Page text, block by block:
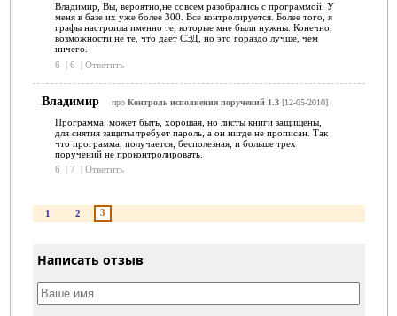
Владимир, Вы, вероятно,не совсем разобрались с программой. У
меня в базе их уже более 300. Все контролируется. Более того, я
графы настроила именно те, которые мне были нужны. Конечно,
возможности не те, что дает СЭД, но это гораздо лучше, чем
ничего.
6
| 6 | Ответить
Владимир про Контроль исполнения поручений 1.3[12-05-2010]
Программа, может быть, хорошая, но листы книги защищены,
для снятия защиты требует пароль, а он нигде не прописан. Так
что программа, получается, бесполезная, и больше трех
поручений не проконтролировать.
6
| 7 | Ответить
1 2 3
Написать отзыв